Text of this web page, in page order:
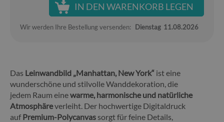
IN DEN WARENKORB LEGEN
Wir werden Ihre Bestellung versenden: Dienstag 11.08.2026
Das Leinwandbild „Manhattan, New York“ ist eine
wunderschöne und stilvolle Wanddekoration, die
jedem Raum einewarme, harmonische und natürliche
Atmosphäreverleiht. Der hochwertige Digitaldruck
auf Premium-Polycanvas sorgt für feine Details,